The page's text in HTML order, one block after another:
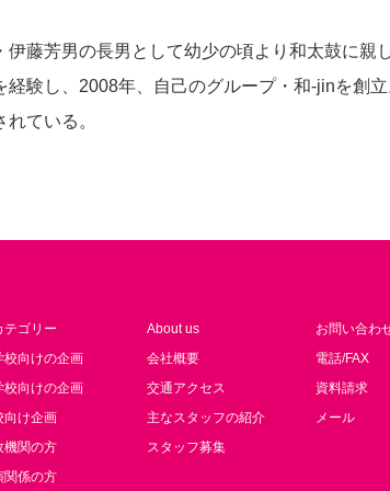
藤芳男の長男として幼少の頃より和太鼓に親し
験し、2008年、自己のグループ・和-jinを創立
ている。
テゴリー
校向けの企画
校向けの企画
向け企画
機関の方
関係の方
About us
会社概要
交通アクセス
主なスタッフの紹介
スタッフ募集
お問い合わ
電話/FAX
資料請求
メール